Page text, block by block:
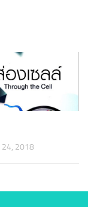
24, 2018